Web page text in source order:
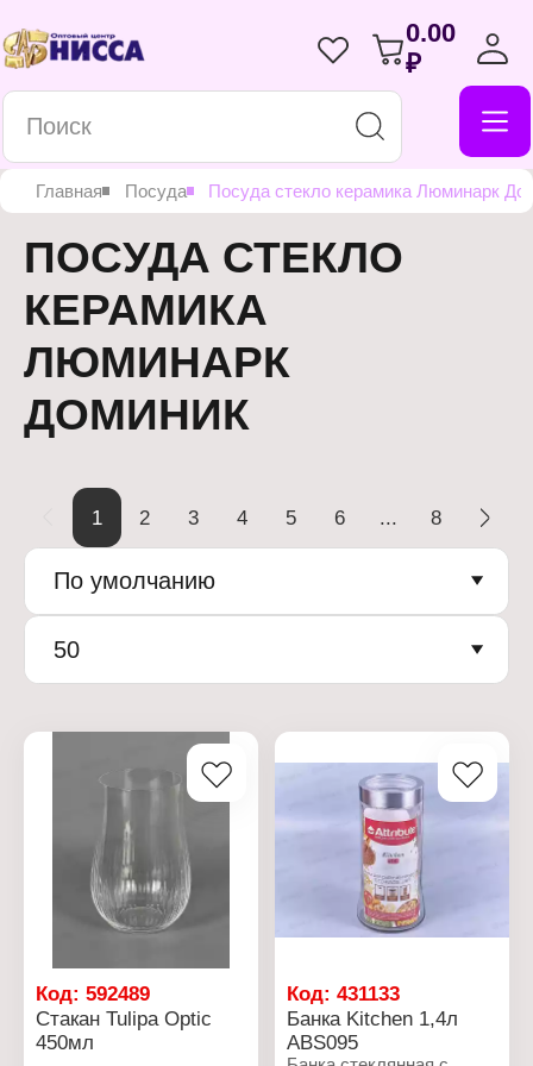
0.00
₽
Главная Посуда Посуда стекло керамика Люминарк
ПОСУДА СТЕКЛО
КЕРАМИКА
ЛЮМИНАРК
ДОМИНИК
1 2 3 4 5 6 ... 8
По умолчанию
50
Код: 592489
Cтакан Tulipa Optic
450мл
Код:431133
Банка Kitchen 1,4л
ABS095